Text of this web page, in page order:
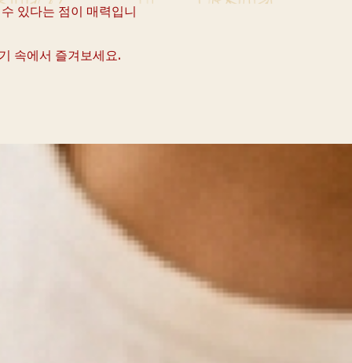
있다는 점이 매력입니
속에서 즐겨보세요.